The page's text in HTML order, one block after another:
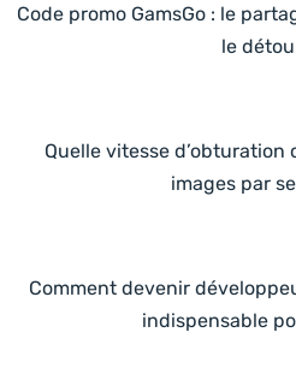
Code promo GamsGo : le
le
Quelle vitesse d’obturation
images par
Comment devenir
indispensable